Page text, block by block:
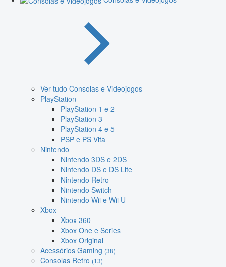
Ver tudo Consolas e Videojogos
PlayStation
PlayStation 1 e 2
PlayStation 3
PlayStation 4 e 5
PSP e PS Vita
Nintendo
Nintendo 3DS e 2DS
Nintendo DS e DS Lite
Nintendo Retro
Nintendo Switch
Nintendo Wii e Wii U
Xbox
Xbox 360
Xbox One e Series
Xbox Original
Acessórios Gaming (38)
Consolas Retro (13)